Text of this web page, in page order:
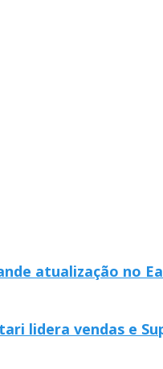
atualização no
lidera vendas e